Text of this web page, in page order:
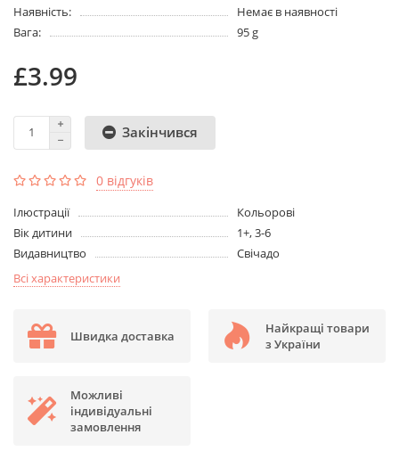
Наявність:
Немає в наявності
Вага:
95 g
£3.99
Закінчився
0 відгуків
Ілюстрації
Кольорові
Вік дитини
1+, 3-6
Видавництво
Свічадо
Всі характеристики
Швидка доставка
Найкращі товари
з України
Можливі
індивідуальні
замовлення